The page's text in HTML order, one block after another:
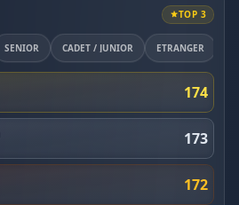
TOP 3
SÉNIOR CADET / JUNIOR ETRANGER
174
173
172